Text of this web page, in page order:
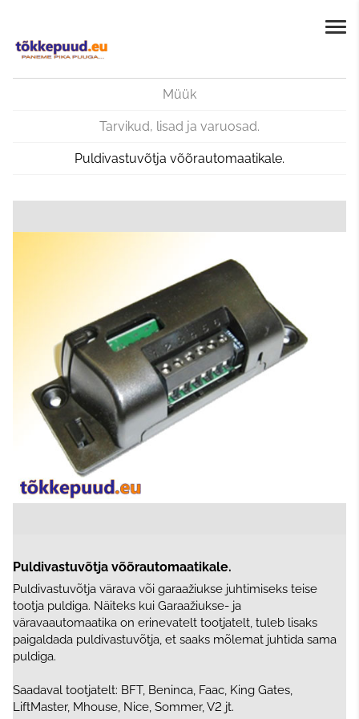
Müük
Tarvikud, lisad ja varuosad.
Puldivastuvõtja võõrautomaatikale.
Puldivastuvõtja võõrautomaatikale.
Puldivastuvõtja värava või garaažiukse juhtimiseks teise
tootja puldiga. Näiteks kui Garaažiukse- ja
väravaautomaatika on erinevatelt tootjatelt, tuleb lisaks
paigaldada puldivastuvõtja, et saaks mõlemat juhtida sama
puldiga.
Saadaval tootjatelt: BFT, Beninca, Faac, King Gates,
LiftMaster, Mhouse, Nice, Sommer, V2 jt.